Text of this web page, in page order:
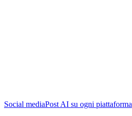
Social mediaPost AI su ogni piattaforma